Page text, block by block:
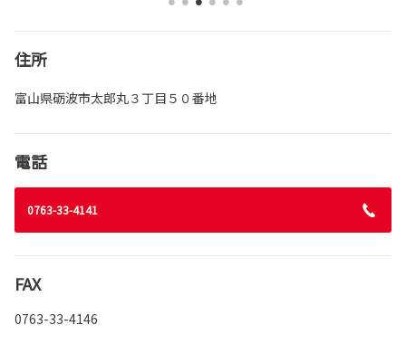
住所
富山県砺波市太郎丸３丁目５０番地
電話
0763-33-4141
FAX
0763-33-4146